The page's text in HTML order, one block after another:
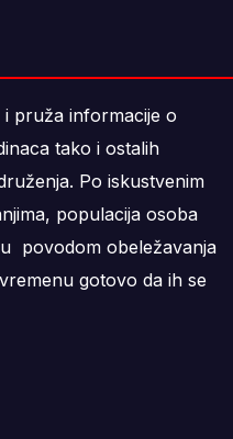
i pruža informacije o
tako i ostalih
Po iskustvenim
populacija osoba
povodom obeležavanja
gotovo da ih se